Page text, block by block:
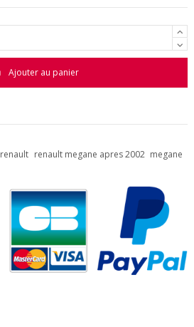
Ajouter au panier
renault renault megane apres 2002 megane